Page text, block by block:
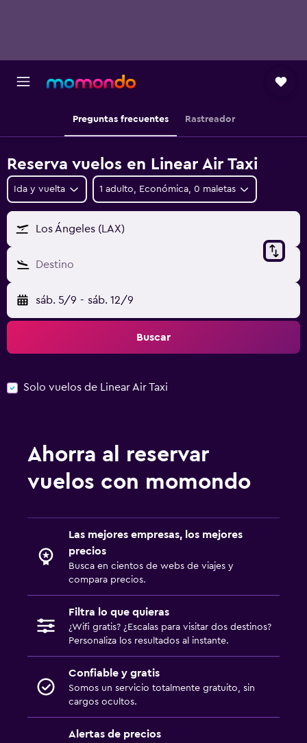
Preguntas frecuentes Rastreador
Reserva vuelos en Linear Air Taxi
Ida y vuelta 1 adulto, Económica, 0 maletas
Los Ángeles (LAX)
Destino
sáb. 5/9 - sáb. 12/9
Buscar
Solo vuelos de Linear Air Taxi
Ahorra al reservar
vuelos con momondo
Las mejores empresas, los mejores
precios
Busca en cientos de webs de viajes y
compara precios.
Filtra lo que quieras
¿Wifi gratis? ¿Escalas para visitar dos destinos?
Personaliza los resultados al instante.
Confiable y gratis
Somos un servicio totalmente gratuito, sin
cargos ocultos.
Alertas de precios